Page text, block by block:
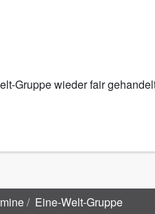
Gruppe wieder fair
Eine-Welt-Gruppe